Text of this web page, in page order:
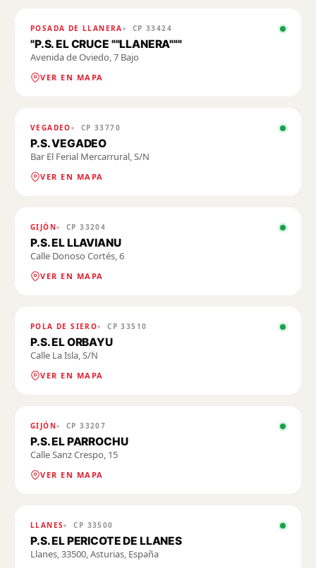
POSADA DE LLANERA CP33424
"P.S. EL CRUCE ""LLANERA"""
Avenida de Oviedo, 7 Bajo
VER EN MAPA
VEGADEO CP33770
P.S. VEGADEO
Bar El Ferial Mercarrural, S/N
VER EN MAPA
GIJÓN CP33204
P.S. EL LLAVIANU
Calle Donoso Cortés, 6
VER EN MAPA
POLA DE SIERO CP33510
P.S. EL ORBAYU
Calle La Isla, S/N
VER EN MAPA
GIJÓN CP33207
P.S. EL PARROCHU
Calle Sanz Crespo, 15
VER EN MAPA
LLANES CP 33500
P.S. EL PERICOTE DE LLANES
Llanes, 33500, Asturias, España